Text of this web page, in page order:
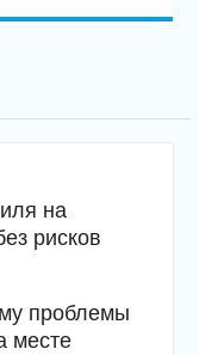
на
рисков
проблемы
месте